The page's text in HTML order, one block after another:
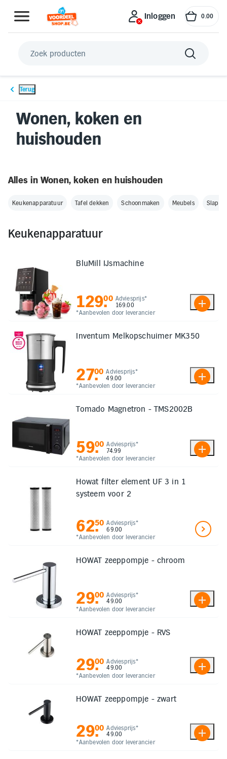
Inloggen
Wonen, koken en huishouden
Uitjes en Verblijf
Elektronica
Kids en Baby
Persoonlijke verzorging
Onderweg en Reizen
Sport, Spel en Bewegen
Mijn
Mijn
bestellingen
leesbaarheid
door
het
kleurcontrast
te
verhogen
Inloggen 0.00
Terug
Wonen, koken en
huishouden
Alles in Wonen, koken en huishouden
Keukenapparatuur Tafel dekken Schoonmaken Meubels Slapen
Keukenapparatuur
BluMill IJsmachine
Adviesprijs*
169.00
*Aanbevolen door leverancier
129.
00
Inventum Melkopschuimer MK350
Adviesprijs*
49.00
*Aanbevolen door leverancier
27.
00
Tomado Magnetron - TMS2002B
Adviesprijs*
74.99
*Aanbevolen door leverancier
59.
00
Howat filter element UF 3 in 1
systeem voor 2
Adviesprijs*
69.00
*Aanbevolen door leverancier
62.
50
HOWAT zeeppompje - chroom
Adviesprijs*
49.00
*Aanbevolen door leverancier
29.
00
HOWAT zeeppompje - RVS
Adviesprijs*
49.00
*Aanbevolen door leverancier
29.
00
HOWAT zeeppompje - zwart
Adviesprijs*
49.00
*Aanbevolen door leverancier
29.
00